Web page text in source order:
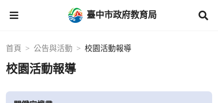
臺中市政府教育局
首頁 公告與活動 校園活動報導
校園活動報導